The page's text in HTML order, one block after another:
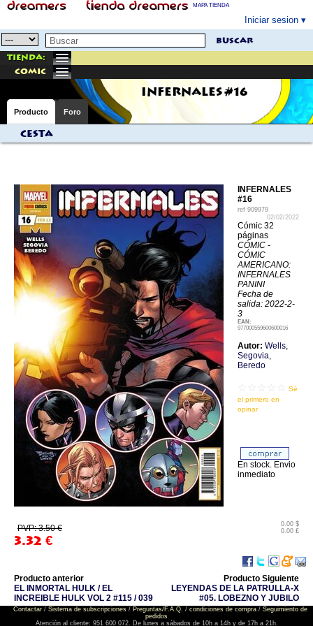
MAPA TIENDA
Iniciar sesion
buscar
Tienda:
comic
INFERNALES #16
Producto Foro
Cesta
INFERNALES
#16
ref 909979
02/02/2022
Cómic 32
páginas
CÓMIC -
CÓMIC
AMERICANO:
INFERNALES
PANINI
Fecha de
salida: 2022-2-
3
EAN:
977000559600600016
Autor: Wells,
Segovia,
Beredo
Sé
el primero en
opinar
PVP: 3.50 €
3.32 €
0.00 $
0.00 £
En stock. Envio
inmediato
Producto anterior
EL INMORTAL HULK / EL
INCREIBLE HULK VOL 2 #115 / 039
Producto Siguiente
LEYENDAS DE LA PATRULLA-X
#05. LOBEZNO Y JUBILO
Contactar/ Sistema de subscripciones/ Preguntas/F.A.Q. / condiciones de compra/ Seguimiento de
pedidos
Atención al cliente: 951 600 072. De lunes a sábados de 10h a 14h y de 17h a 21h.